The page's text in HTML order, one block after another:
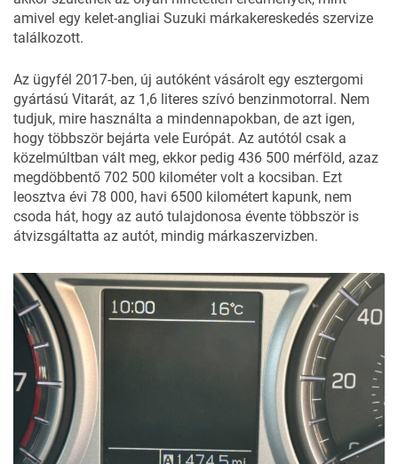
amivel egy kelet-angliai Suzuki márkakereskedés szervize
találkozott.
Az ügyfél 2017-ben, új autóként vásárolt egy esztergomi
gyártású Vitarát, az 1,6 literes szívó benzinmotorral. Nem
tudjuk, mire használta a mindennapokban, de azt igen,
hogy többször bejárta vele Európát. Az autótól csak a
közelmúltban vált meg, ekkor pedig 436 500 mérföld, azaz
megdöbbentő 702 500 kilométer volt a kocsiban. Ezt
leosztva évi 78 000, havi 6500 kilométert kapunk, nem
csoda hát, hogy az autó tulajdonosa évente többször is
átvizsgáltatta az autót, mindig márkaszervizben.